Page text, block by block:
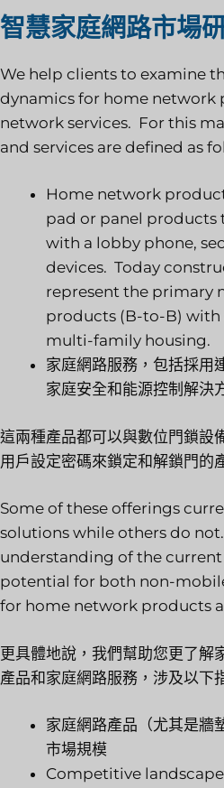
智慧家庭網路市場
We help clients to examine
dynamics for home network
network services. For this
and services are defined as
Home network
pad or panel products
with a lobby phone,
devices. Today
represent the primary
products (B-to-B) with
multi-family housing.
家庭網路服務，包括採用
家庭安全和能源控制解決
這兩種產品都可以與數位門鎖設
用戶設定密碼來鎖定和解鎖門的
Some of these offerings
solutions while others do
understanding of the
potential for both non-
for home network products
更具體地說，我們幫助您更了解
產品和家庭網路服務，涉及以下
家庭網路產品（尤其是牆
市場規模
Competitive